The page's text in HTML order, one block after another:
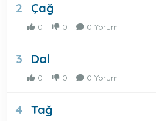
2 Çağ
0 0 0 Yorum
3 Dal
0 0 0 Yorum
4 Tağ